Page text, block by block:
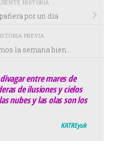
HISTORIA
por un día
PREVIA
la semana bien…
entre mares de
de ilusiones y cielos
nubes y las olas son los
KATREyuk